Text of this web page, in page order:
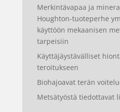
Merkintävapaa ja
Houghton-tuoteperhe
käyttöön mekaanisen
tarpeisiin
Käyttäjäystävälliset
teroitukseen
Biohajoavat terän
Metsätyöstä tiedottavat